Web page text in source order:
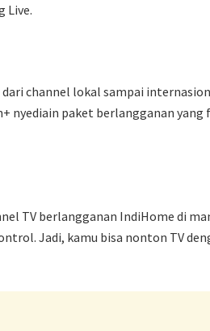
Live.
channel lokal sampai
nyediain paket berlangganan yang
TV berlangganan IndiHome di
Jadi, kamu bisa nonton TV